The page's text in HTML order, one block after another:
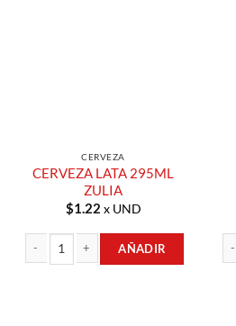
CERVEZA
CERVEZA LATA 295ML
ZULIA
$1.22 x UND
AÑADIR